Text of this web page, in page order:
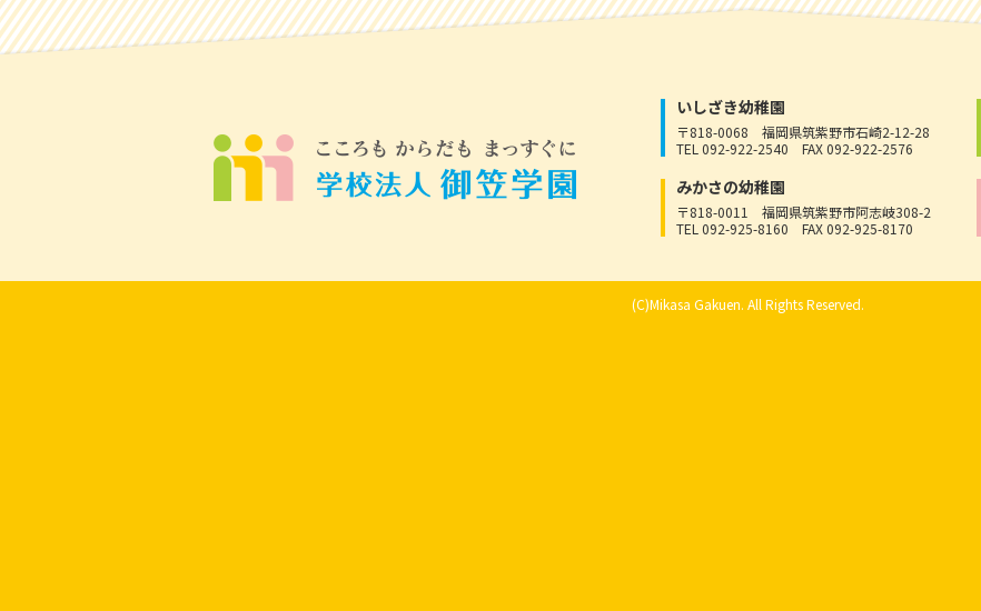
いしざき幼稚園
〒818-0068 福岡県筑紫野市石崎2-12-28
TEL 092-922-2540 FAX 092-922-2576
みかさの幼稚園
〒818-0011 福岡県筑紫野市阿志岐308-2
TEL 092-925-8160 FAX 092-925-8170
(C)Mikasa Gakuen. All Rights Reserved.